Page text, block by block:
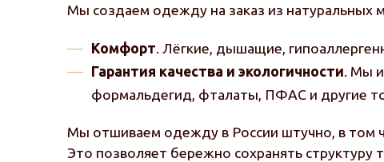
Мы создаем одежду на заказ из натуральных
Комфорт. Лёгкие, дышащие,
Гарантия качества и экологичности. Мы
формальдегид, фталаты, ПФАС и другие
Мы отшиваем одежду в России штучно, в том
Это позволяет бережно сохранять